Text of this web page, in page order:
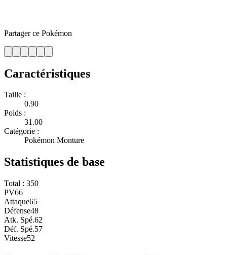
Partager ce Pokémon
Caractéristiques
Taille :
0.90
Poids :
31.00
Catégorie :
Pokémon Monture
Statistiques de base
Total : 350
PV66
Attaque65
Défense48
Atk. Spé.62
Déf. Spé.57
Vitesse52